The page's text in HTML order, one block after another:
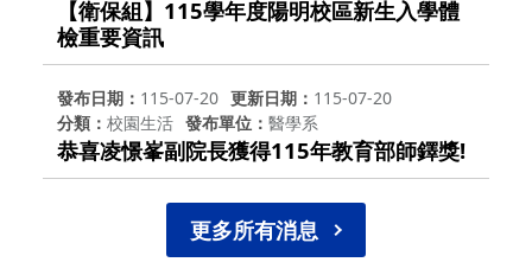
【衛保組】115學年度陽明校區新生入學體
檢重要資訊
發布日期 115-07-20 更新日期
115-07-20
分類
校園生活 發布單位 醫學系
恭喜凌憬峯副院長獲得115年教育部師鐸獎!
更多所有消息